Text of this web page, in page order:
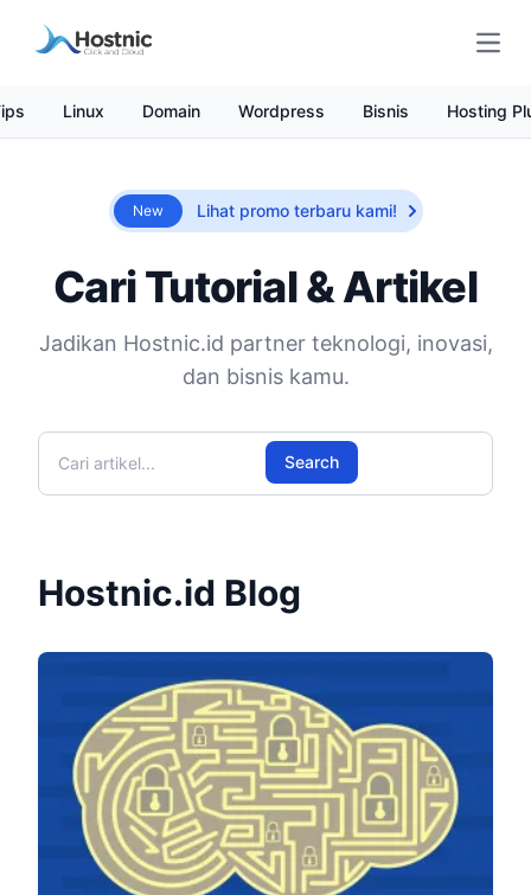
Linux Domain Wordpress Bisnis Hosting
New Lihat promo terbaru kami!
Cari Tutorial & Artikel
Jadikan Hostnic.id partner teknologi, inovasi,
dan bisnis kamu.
Cari artikel
Search
Hostnic.id Blog